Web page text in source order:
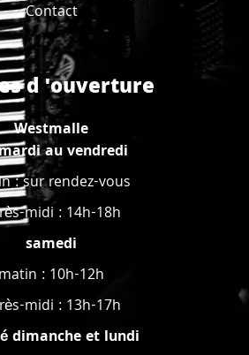
Contact
d 'ouverture
Westmalle
au vendredi
: sur rendez-vous
midi : 14h-18h
samedi
matin : 10h-12h
midi : 13h-17h
dimanche et lundi